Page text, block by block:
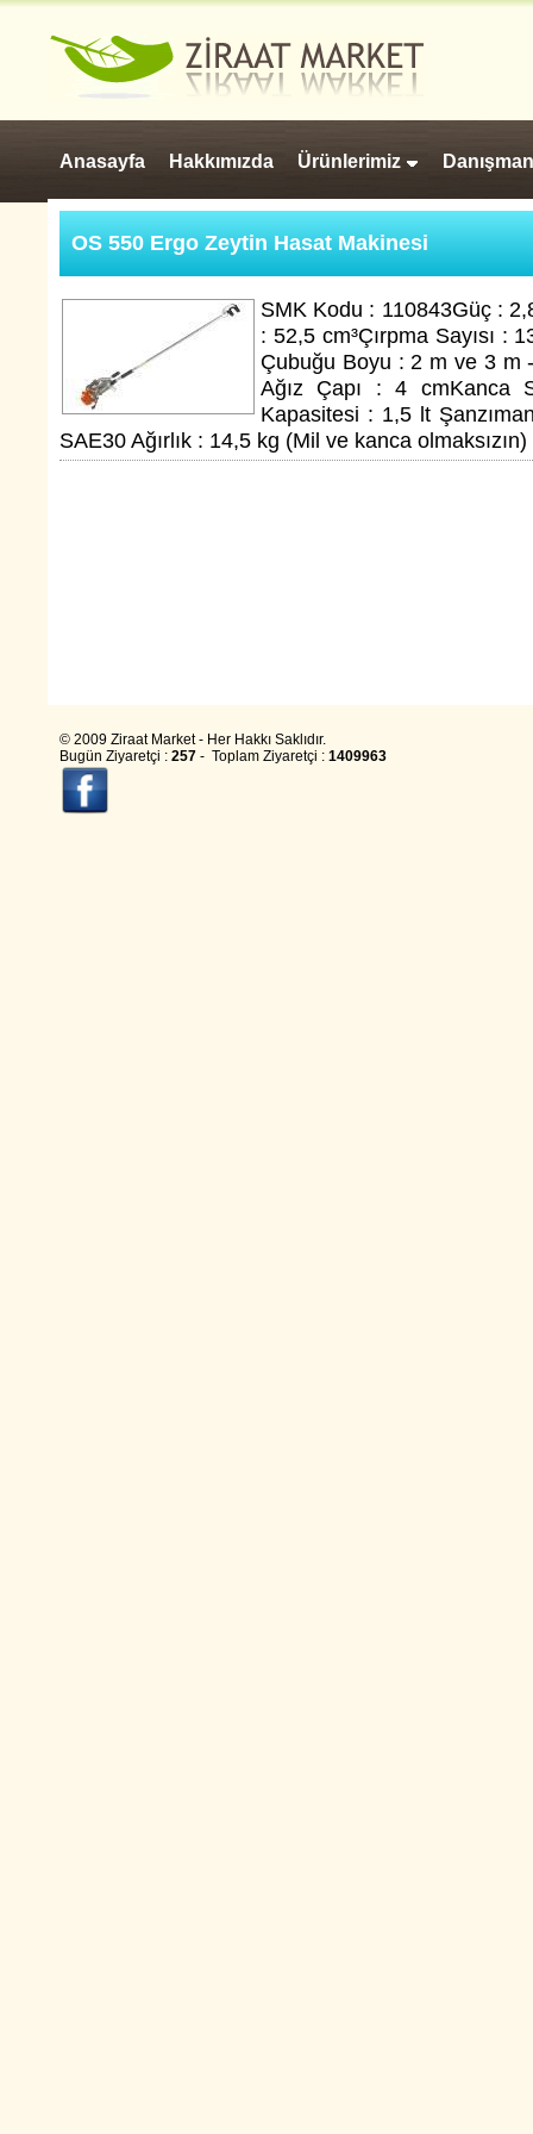
Anasayfa Hakkımızda Ürünlerimiz
OS 550 Ergo Zeytin Hasat Makinesi
SMK Kodu : 110843Güç :
: 52,5 cm³Çırpma Sayısı :
Çubuğu Boyu : 2 m ve 3 m
Ağız Çapı : 4 cmKanca
Kapasitesi : 1,5 lt
SAE30 Ağırlık : 14,5 kg (Mil ve kanca olmaksızın)
© 2009 Ziraat Market - Her Hakkı Saklıdır.
Bugün Ziyaretçi : 257 - Toplam Ziyaretçi : 1409963